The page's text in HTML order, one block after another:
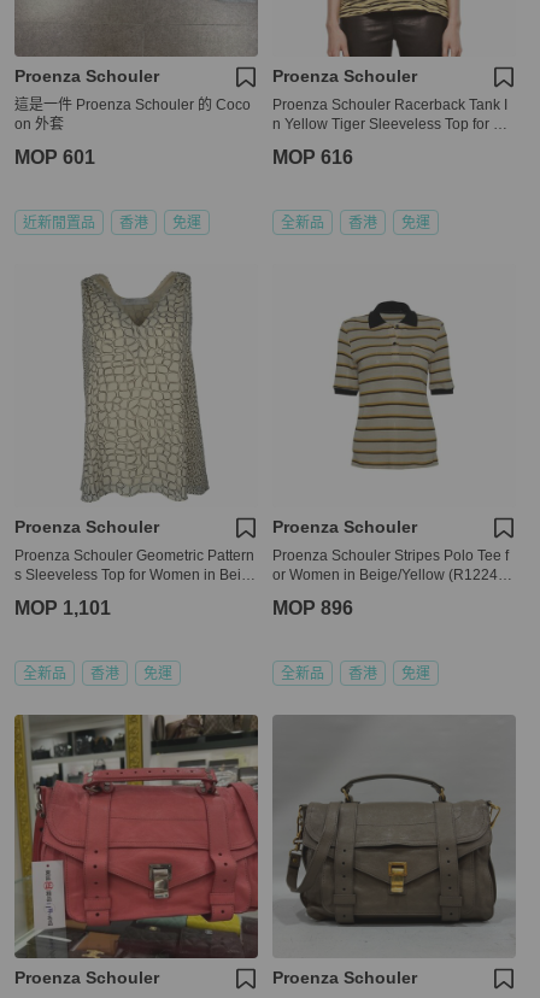
Proenza Schouler
這是一件 Proenza Schouler 的 Coco
on 外套
MOP 601
近新閒置品 香港 免運
Proenza Schouler
Proenza Schouler Racerback Tank I
n Yellow Tiger Sleeveless Top for Wo
602-L)
MOP 616
全新品 香港 免運
Proenza Schouler
Proenza Schouler Geometric Pattern
s Sleeveless Top for Women in Beig
MOP 1,101
全新品 香港 免運
Proenza Schouler
Proenza Schouler Stripes Polo Tee f
or Women in Beige/Yellow (R122415
MOP 896
全新品 香港 免運
Proenza Schouler Proenza Schouler